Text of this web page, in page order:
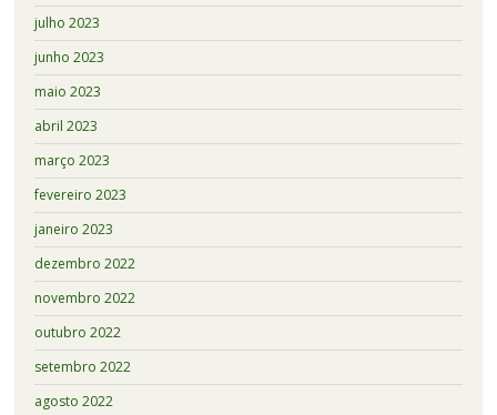
julho 2023
junho 2023
maio 2023
abril 2023
março 2023
fevereiro 2023
janeiro 2023
dezembro 2022
novembro 2022
outubro 2022
setembro 2022
agosto 2022